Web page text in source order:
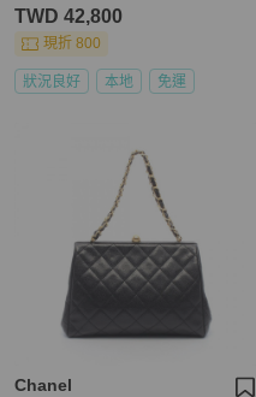
TWD 42,800
現折 800
狀況良好 本地 免運
Chanel